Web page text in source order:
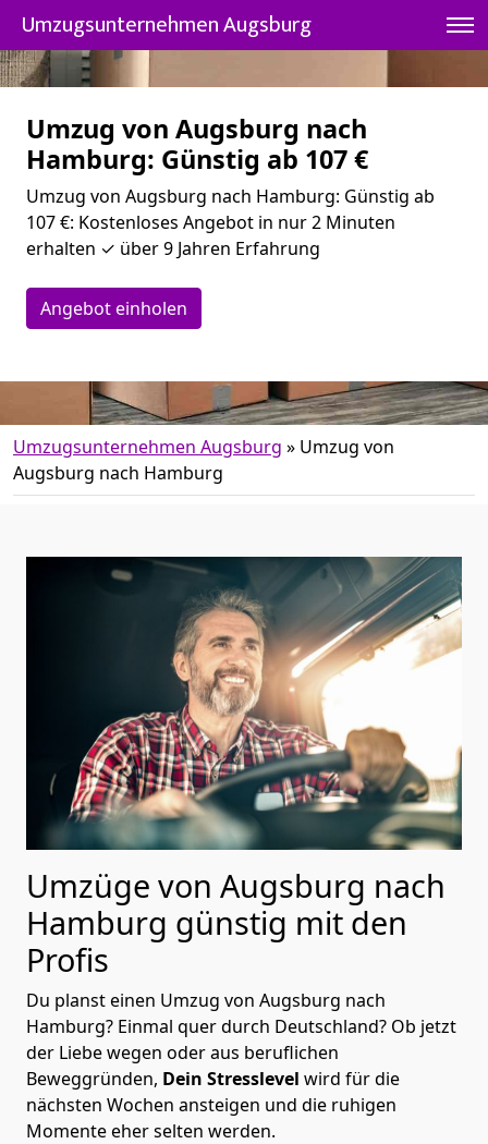
Umzugsunternehmen Augsburg
Umzug von Augsburg nach
Hamburg: Günstig ab 107 €
Umzug von Augsburg nach Hamburg: Günstig ab
107 €: Kostenloses Angebot in nur 2 Minuten
erhalten ✓ über 9 Jahren Erfahrung
Angebot einholen
Umzugsunternehmen Augsburg » Umzug von
Augsburg nach Hamburg
Umzüge von Augsburg nach
Hamburg günstig mit den
Profis
Du planst einen Umzug von Augsburg nach
Hamburg? Einmal quer durch Deutschland? Ob jetzt
der Liebe wegen oder aus beruflichen
Beweggründen, Dein Stresslevel wird für die
nächsten Wochen ansteigen und die ruhigen
Momente eher selten werden.